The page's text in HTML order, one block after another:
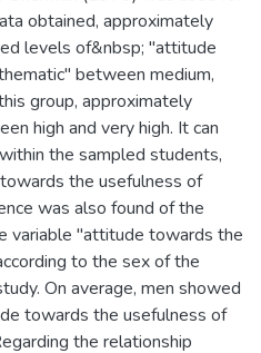
obtained, approximately
levels of&nbsp; "attitude
between medium,
group, approximately
high and very high. It can
the sampled students,
the usefulness of
was also found of the
variable "attitude towards the
to the sex of the
On average, men showed
towards the usefulness of
the relationship